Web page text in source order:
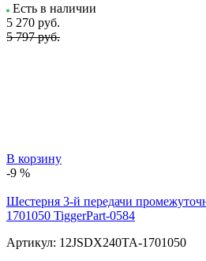
Есть в наличии
5 270 руб.
5 797 руб.
В корзину
-9 %
Шестерня 3-й передачи
1701050 TiggerPart-0584
Артикул: 12JSDX240TA-1701050